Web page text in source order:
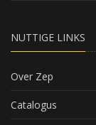
NUTTIGE LINKS
Over Zep
Catalogus